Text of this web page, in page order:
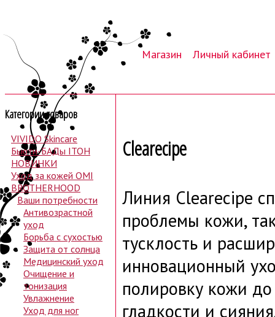
Магазин Личный кабинет
Clearecipe
Линия Clearecipe
проблемы кожи,
тусклость и
инновационный
полировку кожи
гладкости и
Категории товаров
VIVIDO Skincare
Бьюти-БАДы ITOH
НОВИНКИ
Уход за кожей OMI
BROTHERHOOD
Ваши потребности
Антивозрастной
уход
Борьба с сухостью
Защита от солнца
Медицинский уход
Очищение и
тонизация
Увлажнение
Уход для ног